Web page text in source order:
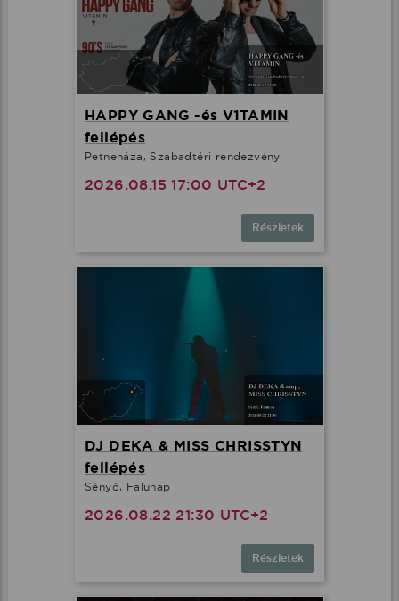
HAPPY GANG -és V1TAMIN
fellépés
Petneháza, Szabadtéri rendezvény
2026.08.15 17:00 UTC+2
Részletek
DJ DEKA & MISS CHRISSTYN
fellépés
Sényő, Falunap
2026.08.22 21:30 UTC+2
Részletek